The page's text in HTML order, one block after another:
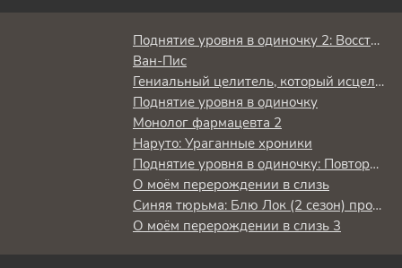
Поднятие уровня в одиночку 2: Восстаньте из тени
Ван-Пис
Гениальный целитель, который исцелял в одно мгновение, но был изгнан как бесполезный, теперь наслаждается жизнью в качестве тёмного целителя
Поднятие уровня в одиночку
Монолог фармацевта 2
Наруто: Ураганные хроники
Поднятие уровня в одиночку: Повторное пробуждение
О моём перерождении в слизь
Синяя тюрьма: Блю Лок (2 сезон) против юношеской сборной Японии
О моём перерождении в слизь 3